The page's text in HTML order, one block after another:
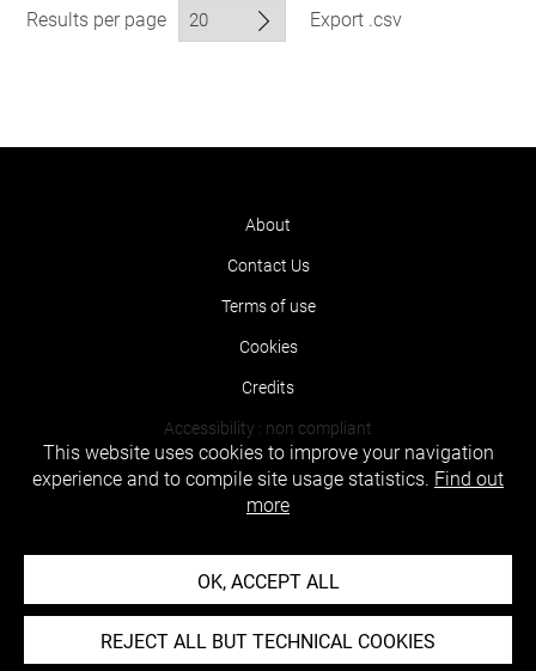
Results per page Export .csv
About
Contact Us
Terms of use
Cookies
Credits
Accessibility : non compliant
This website uses cookies to improve your navigation
experience and to compile site usage statistics. Find out
more
OK, ACCEPT ALL
REJECT ALL BUT TECHNICAL COOKIES